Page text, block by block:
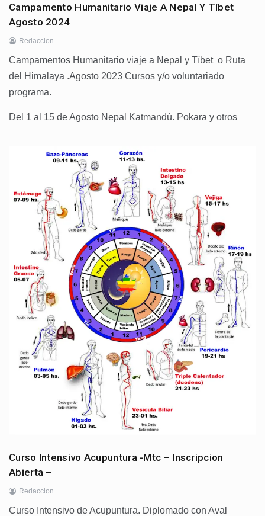
Campamento Humanitario Viaje A Nepal Y Tíbet
Agosto 2024
Redaccion
Campamentos Humanitario viaje a Nepal y Tíbet o Ruta
del Himalaya .Agosto 2023 Cursos y/o voluntariado
programa.
Del 1 al 15 de Agosto Nepal Katmandú. Pokara y otros
Curso Intensivo Acupuntura -Mtc – Inscripcion
Abierta –
Redaccion
Curso Intensivo de Acupuntura. Diplomado con Aval